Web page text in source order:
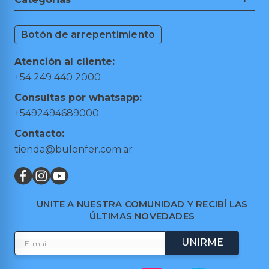
Guía de Compra
Medios de Pagos
Cambios y Devoluciones
Puntos de retiro
Preguntas frecuentes
Términos y condiciones
Trabajá con nosotros
Ferretería
Herramientas de Mano
Herramientas Eléctricas
Botón de arrepentimiento
Atención al cliente:
+54 249 440 2000
Consultas por whatsapp:
+5492494689000
Contacto:
tienda@bulonfer.com.ar
UNITE A NUESTRA COMUNIDAD Y RECIBÍ LAS
ÚLTIMAS NOVEDADES
UNIRME
9.
aspiradora
10. lijadora